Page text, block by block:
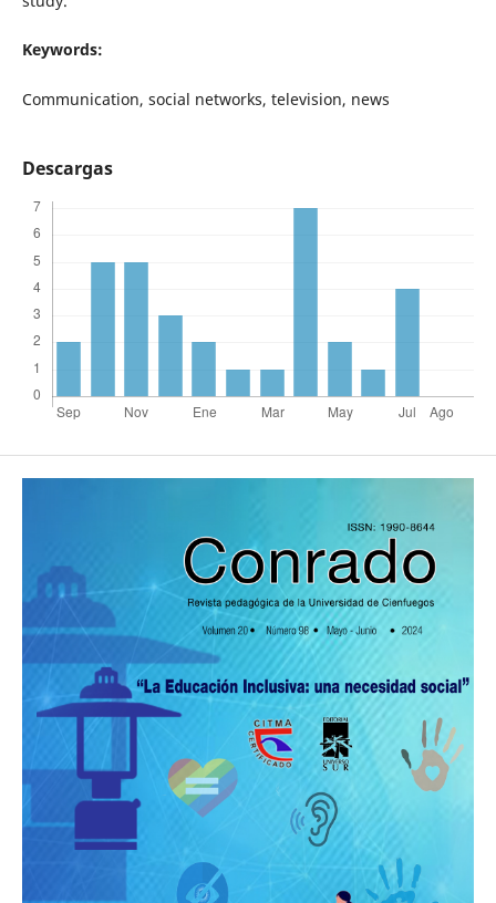
Keywords:
Communication, social networks, television, news
Descargas